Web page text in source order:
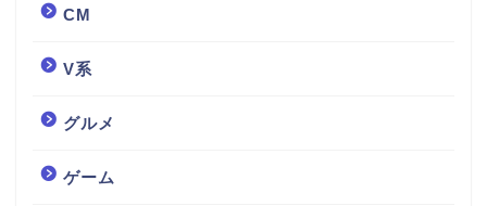
CM
V系
グルメ
ゲーム